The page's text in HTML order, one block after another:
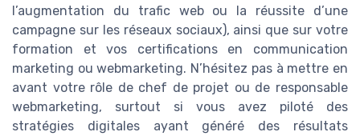
l’augmentation du trafic web ou la réussite d’une
campagne sur les réseaux sociaux), ainsi que sur votre
formation et vos certifications en communication
marketing ou webmarketing. N’hésitez pas à mettre en
avant votre rôle de chef de projet ou de responsable
webmarketing, surtout si vous avez piloté des
stratégies digitales ayant généré des résultats